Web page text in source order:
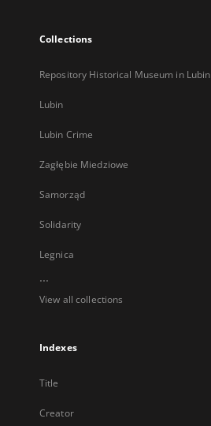
Collections
Repository Historical Museum in Lubin
Lubin
Lubin Crime
Zagłębie Miedziowe
Samorząd
Solidarity
Legnica
...
View all collections
Indexes
Title
Creator